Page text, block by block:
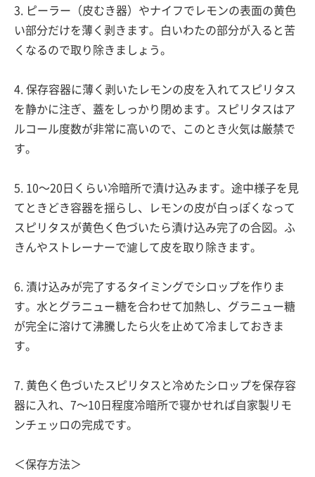
3. ピーラー（皮むき器）やナイフでレモンの表面の黄色
い部分だけを薄く剥きます。白いわたの部分が入ると苦
くなるので取り除きましょう。
4. 保存容器に薄く剥いたレモンの皮を入れてスピリタス
を静かに注ぎ、蓋をしっかり閉めます。スピリタスはア
ルコール度数が非常に高いので、このとき火気は厳禁で
す。
5. 10〜20日くらい冷暗所で漬け込みます。途中様子を見
てときどき容器を揺らし、レモンの皮が白っぽくなって
スピリタスが黄色く色づいたら漬け込み完了の合図。ふ
きんやストレーナーで濾して皮を取り除きます。
6. 漬け込みが完了するタイミングでシロップを作りま
す。水とグラニュー糖を合わせて加熱し、グラニュー糖
が完全に溶けて沸騰したら火を止めて冷ましておきま
す。
7. 黄色く色づいたスピリタスと冷めたシロップを保存容
器に入れ、7〜10日程度冷暗所で寝かせれば自家製リモ
ンチェッロの完成です。
＜保存方法＞